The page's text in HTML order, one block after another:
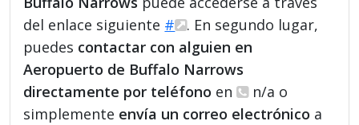
del enlace siguiente #
. En segundo lugar,
puedes contactar con alguien en
Aeropuerto de Buffalo Narrows
directamente por teléfono en
n/a o
simplemente envía un correo electrónico a